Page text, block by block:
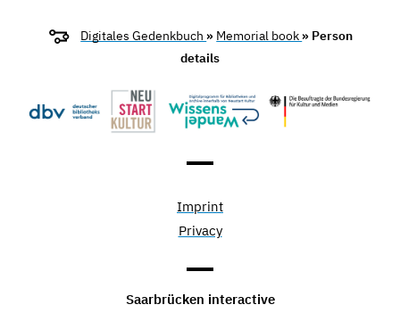
Digitales Gedenkbuch » Memorial book » Person
details
Imprint
Privacy
Saarbrücken interactive